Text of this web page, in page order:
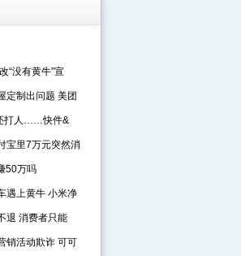
“没有黄牛”宣
定制出问题 美团
打人……快件&
宝里7万元突然消
50万吗
遇上黄牛 小米净
退 消费者只能
销活动欺诈 可可